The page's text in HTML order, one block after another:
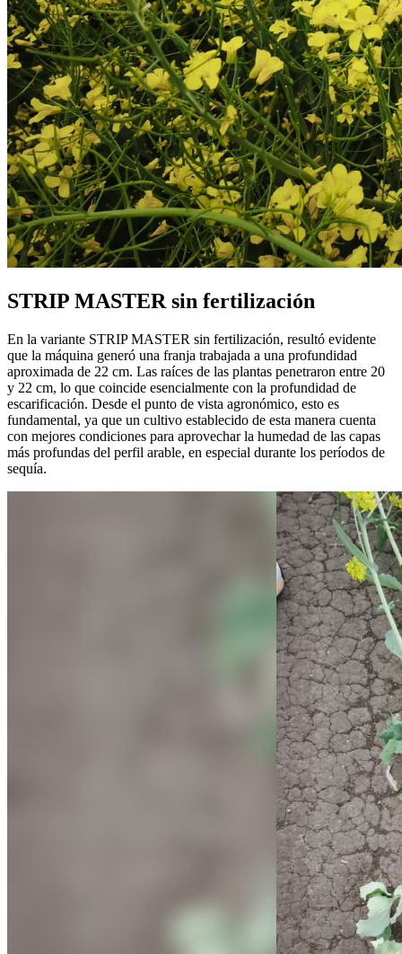
STRIP MASTER sin fertilización
En la variante STRIP MASTER sin fertilización, resultó evidente
que la máquina generó una franja trabajada a una profundidad
aproximada de 22 cm. Las raíces de las plantas penetraron entre 20
y 22 cm, lo que coincide esencialmente con la profundidad de
escarificación. Desde el punto de vista agronómico, esto es
fundamental, ya que un cultivo establecido de esta manera cuenta
con mejores condiciones para aprovechar la humedad de las capas
más profundas del perfil arable, en especial durante los períodos de
sequía.